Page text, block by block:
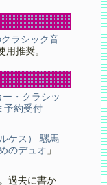
ラシック音
用推奨。
・クラシッ
予約受付
ケス） 騾馬
のデュオ 」
過去に書か